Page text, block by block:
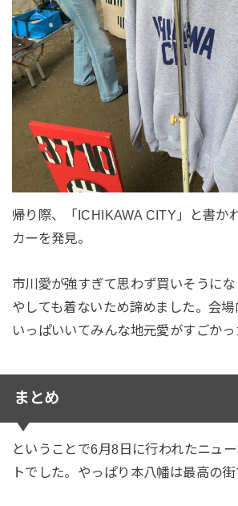
帰り際、「ICHIKAWA CITY」と書か
カーを発見。
市川愛が強すぎて思わず買いそうに
やしても着ないため諦めました。会
いっぱいいてみんな地元愛がすごかっ
まとめ
ということで6月8日に行われたニュ
トでした。やっぱり本八幡は最高の街